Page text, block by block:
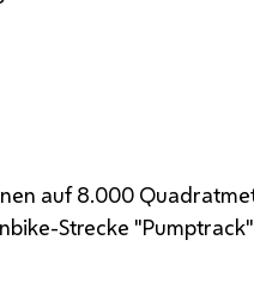
auf 8.000
Strecke "Pumptrack"